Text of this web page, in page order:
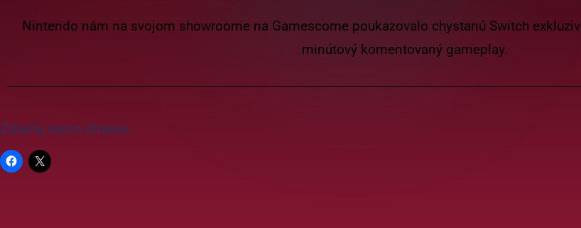
Nintendo nám na svojom showroome na Gamescome poukazovalo chystanú Switch
minútový komentovaný gameplay.
Zdieľaj tento článok: